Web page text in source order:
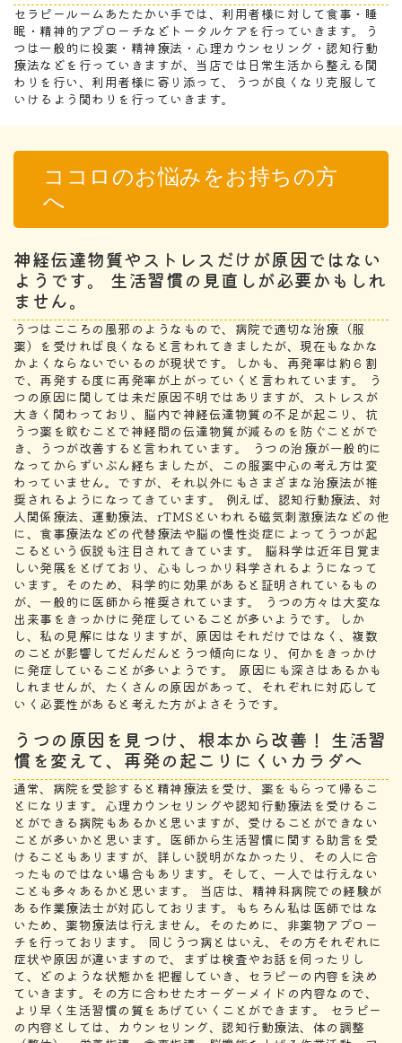
セラピールームあたたかい手では、利用者様に対して食事・睡
眠・精神的アプローチなどトータルケアを行っていきます。う
つは一般的に投薬・精神療法・心理カウンセリング・認知行動
療法などを行っていきますが、当店では日常生活から整える関
わりを行い、利用者様に寄り添って、うつが良くなり克服して
いけるよう関わりを行っていきます。
ココロのお悩みをお持ちの方
へ
神経伝達物質やストレスだけが原因ではない
ようです。 生活習慣の見直しが必要かもしれ
ません。
うつはこころの風邪のようなもので、病院で適切な治療（服
薬）を受ければ良くなると言われてきましたが、現在もなかな
かよくならないでいるのが現状です。しかも、再発率は約６割
で、再発する度に再発率が上がっていくと言われています。 う
つの原因に関しては未だ原因不明ではありますが、ストレスが
大きく関わっており、脳内で神経伝達物質の不足が起こり、抗
うつ薬を飲むことで神経間の伝達物質が減るのを防ぐことがで
き、うつが改善すると言われています。 うつの治療が一般的に
なってからずいぶん経ちましたが、この服薬中心の考え方は変
わっていません。ですが、それ以外にもさまざまな治療法が推
奨されるようになってきています。 例えば、認知行動療法、対
人関係療法、運動療法、rTMSといわれる磁気刺激療法などの他
に、食事療法などの代替療法や脳の慢性炎症によってうつが起
こるという仮説も注目されてきています。 脳科学は近年目覚ま
しい発展をとげており、心もしっかり科学されるようになって
います。そのため、科学的に効果があると証明されているもの
が、一般的に医師から推奨されています。 うつの方々は大変な
出来事をきっかけに発症していることが多いようです。しか
し、私の見解にはなりますが、原因はそれだけではなく、複数
のことが影響してだんだんとうつ傾向になり、何かをきっかけ
に発症していることが多いようです。 原因にも深さはあるかも
しれませんが、たくさんの原因があって、それぞれに対応して
いく必要性があると考えた方がよさそうです。
うつの原因を見つけ、根本から改善！ 生活習
慣を変えて、再発の起こりにくいカラダへ
通常、病院を受診すると精神療法を受け、薬をもらって帰るこ
とになります。心理カウンセリングや認知行動療法を受けるこ
とができる病院もあるかと思いますが、受けることができない
ことが多いかと思います。医師から生活習慣に関する助言を受
けることもありますが、詳しい説明がなかったり、その人に合
ったものではない場合もあります。そして、一人では行えない
ことも多々あるかと思います。 当店は、精神科病院での経験が
ある作業療法士が対応しております。もちろん私は医師ではな
いため、薬物療法は行えません。そのために、非薬物アプロー
チを行っております。 同じうつ病とはいえ、その方それぞれに
症状や原因が違いますので、まずは検査やお話を伺ったりし
て、どのような状態かを把握していき、セラピーの内容を決め
ていきます。その方に合わせたオーダーメイドの内容なので、
より早く生活習慣の質をあげていくことができます。 セラピー
の内容としては、カウンセリング、認知行動療法、体の調整